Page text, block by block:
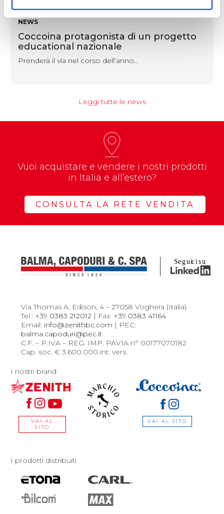
NEWS
Coccoina protagonista di un progetto
educational nazionale
Prenderà il via nel corso dell’anno…
Leggi tutte le news
Vuoi acquistare e vendere i nostri prodotti
in Italia e all’estero?
CONSULTA LA RETE VENDITA
Via Thomas A. Edison, 4 – 27058 Voghera (Italia)
Tel.: +39 0383 212012 | Fax: +39 0383 41164
Email: info@zenithbc.com | PEC:
balma.capoduri@pec.it
C.F. – P.IVA – REG. IMP. PAVIA n° 00177070182
Cap. soc. € 3.600.000 int. vers.
I nostri brand
VAI AL
SITO
VAI AL SITO
I prodotti distribuiti